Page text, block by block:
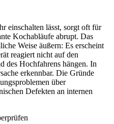
einschalten lässt, sorgt oft für
Kochabläufe abrupt. Das
Weise äußern: Es erscheint
reagiert nicht auf den
des Hochfahrens hängen. In
erkennbar. Die Gründe
über
Defekten an internen